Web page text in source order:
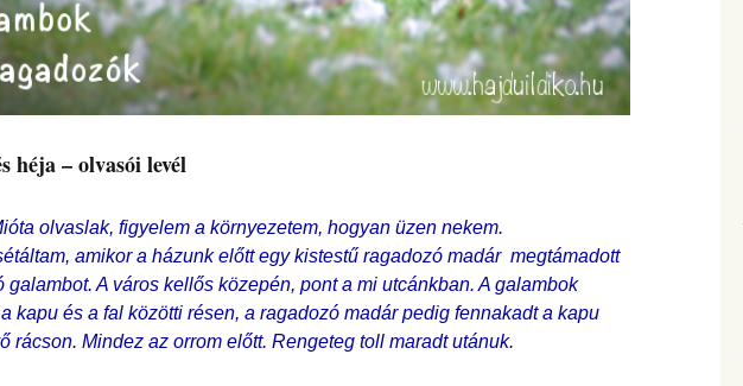
héja – olvasói levél
olvaslak, figyelem a környezetem, hogyan üzen nekem.
amikor a házunk előtt egy kistestű ragadozó madár megtámadott
galambot. A város kellős közepén, pont a mi utcánkban. A galambok
kapu és a fal közötti résen, a ragadozó madár pedig fennakadt a kapu
rácson. Mindez az orrom előtt. Rengeteg toll maradt utánuk.